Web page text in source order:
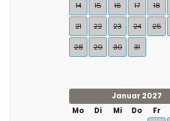
14 15 16 17 18
21 22 23 24 25
28 29 30 31
Januar 2027
Mo
Di Mi Do Fr